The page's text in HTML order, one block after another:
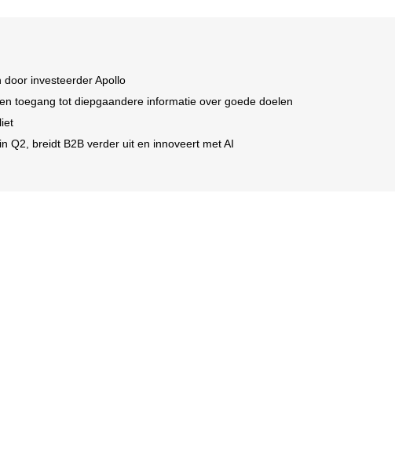
investeerder Apollo
toegang tot diepgaandere informatie over goede doelen
Q2, breidt B2B verder uit en innoveert met AI